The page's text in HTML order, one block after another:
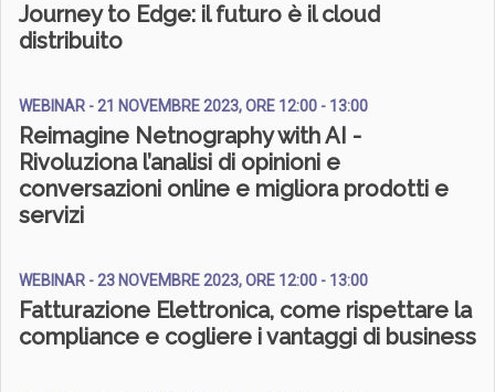
Journey to Edge: il futuro è il cloud
distribuito
WEBINAR - 21 NOVEMBRE 2023, ORE 12:00 - 13:00
Reimagine Netnography with AI -
Rivoluziona l’analisi di opinioni e
conversazioni online e migliora prodotti e
servizi
WEBINAR - 23 NOVEMBRE 2023, ORE 12:00 - 13:00
Fatturazione Elettronica, come rispettare la
compliance e cogliere i vantaggi di business